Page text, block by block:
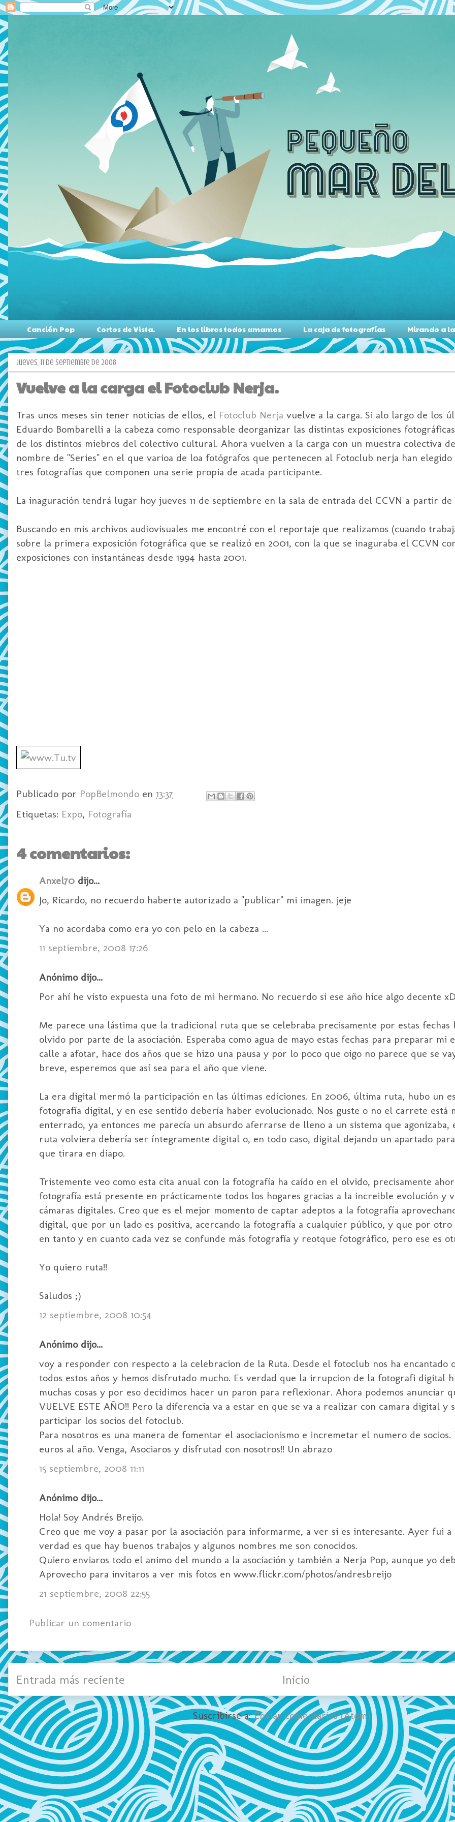
Canción Pop Cortos de Vista. En los libros todos amamos La caja de fotografías Mirando a
jueves, 11 de septiembre de 2008
Vuelve a la carga el Fotoclub Nerja.
Tras unos meses sin tener noticias de ellos, el Fotoclub Nerja vuelve a la carga. Si alo largo de los
Eduardo Bombarelli a la cabeza como responsable deorganizar las distintas exposiciones
de los distintos miebros del colectivo cultural. Ahora vuelven a la carga con un muestra colectiva
nombre de "Series" en el que varioa de loa fotógrafos que pertenecen al Fotoclub nerja han
tres fotografías que componen una serie propia de acada participante.
La inaguración tendrá lugar hoy jueves 11 de septiembre en la sala de entrada del CCVN a partir de
Buscando en mis archivos audiovisuales me encontré con el reportaje que realizamos (cuando
sobre la primera exposición fotográfica que se realizó en 2001, con la que se inaguraba el CCVN
exposiciones con instantáneas desde 1994 hasta 2001.
Publicado por PopBelmondo en 13:37
Etiquetas: Expo, Fotografía
4 comentarios:
Anxel70 dijo...
Jo, Ricardo, no recuerdo haberte autorizado a "publicar" mi imagen. jeje
Ya no acordaba como era yo con pelo en la cabeza ...
11 septiembre, 2008 17:26
Anónimo dijo...
Por ahí he visto expuesta una foto de mi hermano. No recuerdo si ese año hice algo decente
Me parece una lástima que la tradicional ruta que se celebraba precisamente por estas fechas
olvido por parte de la asociación. Esperaba como agua de mayo estas fechas para preparar mi
calle a afotar, hace dos años que se hizo una pausa y por lo poco que oigo no parece que se
breve, esperemos que así sea para el año que viene.
La era digital mermó la participación en las últimas ediciones. En 2006, última ruta, hubo un
fotografía digital, y en ese sentido debería haber evolucionado. Nos guste o no el carrete está
enterrado, ya entonces me parecía un absurdo aferrarse de lleno a un sistema que agonizaba,
ruta volviera debería ser íntegramente digital o, en todo caso, digital dejando un apartado
que tirara en diapo.
Tristemente veo como esta cita anual con la fotografía ha caído en el olvido, precisamente
fotografía está presente en prácticamente todos los hogares gracias a la increible evolución y
cámaras digitales. Creo que es el mejor momento de captar adeptos a la fotografía
digital, que por un lado es positiva, acercando la fotografía a cualquier público, y que por otro
en tanto y en cuanto cada vez se confunde más fotografía y reotque fotográfico, pero ese es
Yo quiero ruta!!
Saludos ;)
12 septiembre, 2008 10:54
Anónimo dijo...
voy a responder con respecto a la celebracion de la Ruta. Desde el fotoclub nos ha encantado
todos estos años y hemos disfrutado mucho. Es verdad que la irrupcion de la fotografi digital
muchas cosas y por eso decidimos hacer un paron para reflexionar. Ahora podemos anunciar
VUELVE ESTE AÑO!! Pero la diferencia va a estar en que se va a realizar con camara digital y
participar los socios del fotoclub.
Para nosotros es una manera de fomentar el asociacionismo e incremetar el numero de
euros al año. Venga, Asociaros y disfrutad con nosotros!! Un abrazo
15 septiembre, 2008 11:11
Anónimo dijo...
Hola! Soy Andrés Breijo.
Creo que me voy a pasar por la asociación para informarme, a ver si es interesante. Ayer fui a
verdad es que hay buenos trabajos y algunos nombres me son conocidos.
Quiero enviaros todo el animo del mundo a la asociación y también a Nerja Pop, aunque yo
Aprovecho para invitaros a ver mis fotos en www.flickr.com/photos/andresbreijo
21 septiembre, 2008 22:55
Publicar un comentario
Entrada más reciente Inicio
Suscribirse a:Enviar comentarios (Atom)